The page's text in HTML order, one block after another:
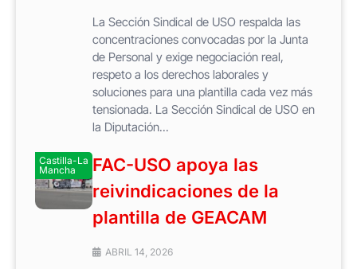
La Sección Sindical de USO respalda las
concentraciones convocadas por la Junta
de Personal y exige negociación real,
respeto a los derechos laborales y
soluciones para una plantilla cada vez más
tensionada. La Sección Sindical de USO en
la Diputación...
Castilla-La
Mancha
FAC-USO apoya las
reivindicaciones de la
plantilla de GEACAM
ABRIL 14, 2026